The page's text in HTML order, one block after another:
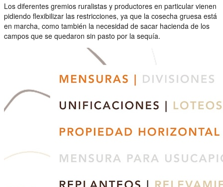
Los diferentes gremios ruralistas y productores en particular vienen
pidiendo flexibilizar las restricciones, ya que la cosecha gruesa está
en marcha, como también la necesidad de sacar hacienda de los
campos que se quedaron sin pasto por la sequía.